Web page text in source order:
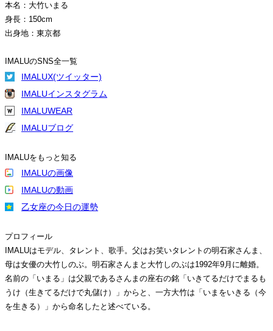
本名：大竹いまる
身長：150cm
出身地：東京都
IMALUのSNS全一覧
IMALUX(ツイッター)
IMALUインスタグラム
IMALUWEAR
IMALUブログ
IMALUをもっと知る
IMALUの画像
IMALUの動画
乙女座の今日の運勢
プロフィール
IMALUはモデル、タレント、歌手。父はお笑いタレントの明石家さんま、
母は女優の大竹しのぶ。明石家さんまと大竹しのぶは1992年9月に離婚。
名前の「いまる」は父親であるさんまの座右の銘「いきてるだけでまるも
うけ（生きてるだけで丸儲け）」からと、一方大竹は「いまをいきる（今
を生きる）」から命名したと述べている。